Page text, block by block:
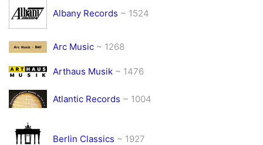
Albany Records ~ 1524
Arc Music ~ 1268
Arthaus Musik ~ 1476
Atlantic Records ~ 1004
Berlin Classics ~ 1927